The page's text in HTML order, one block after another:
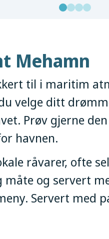
Mehamn
til i maritim
velge ditt
Prøv gjerne
havnen.
råvarer, ofte
og servert
Servert med